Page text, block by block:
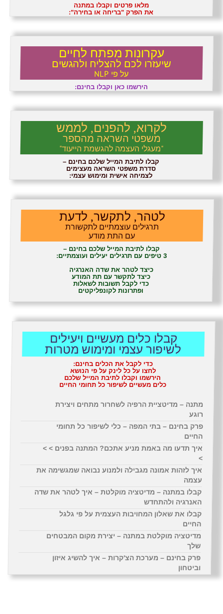
מלאו פרטים וקבלו במתנה
את הפרק "בריחה או בחירה":
עקרונות מפתח לחיים
שיעזרו לכם להצליח ולהגשים
על פי NLP
הירשמו כאן וקבלו בחינם:
לקרוא, להפנים, לממש
משפטי השראה מהספר
"מעגלי העצמה להגשמת הייעוד"
קבלו לתיבת המייל שלכם בחינם –
סדרת משפטי השראה מעצימים
לצמיחה אישית ומימוש עצמי:
לטהר, לתקשר, לדעת
תרגילים עוצמתיים לתקשורת
עם התת מודע
קבלו לתיבת המייל שלכם בחינם –
3 טיפים עם תרגילים יעילים ועוצמתיים:
כיצד לטהר את שדה האנרגיה
כיצד לתקשר עם תת המודע
כדי לקבל תשובות לשאלות
ופתרונות לקונפליקטים
קבלו כלים מעשיים ויעילים
לשיפור עצמי ומימוש מטרות
כדי לקבל את הכלים בחינם:
לחצו על כל לינק על פי הנושא
הירשמו וקבלו לתיבת המייל שלכם
כלים מעשיים לשיפור כל תחומי החיים
מתנה – מדיטציית הרפיה לשחרור מתחים ויצירת
רוגע
פרק בחינם – בתי המפה – כלי לשיפור כל תחומי
החיים
איך תדעו מה באמת מניע אתכם? המתנה בפנים > >
>
איך לזהות אמונה מגבילה ולמנוע נבואה שמגשימה את
עצמה
קבלו במתנה – מדיטציה מוקלטת – איך לטהר את שדה
האנרגיה ולהתחדש
קבלו את שאלון המחויבות העצמית על פי גלגל
החיים
מדיטציה מוקלטת במתנה – יצירת מקום המבטחים
שלך
פרק בחינם – מערכת הצ'קרות – איך להשיג איזון
וביטחון